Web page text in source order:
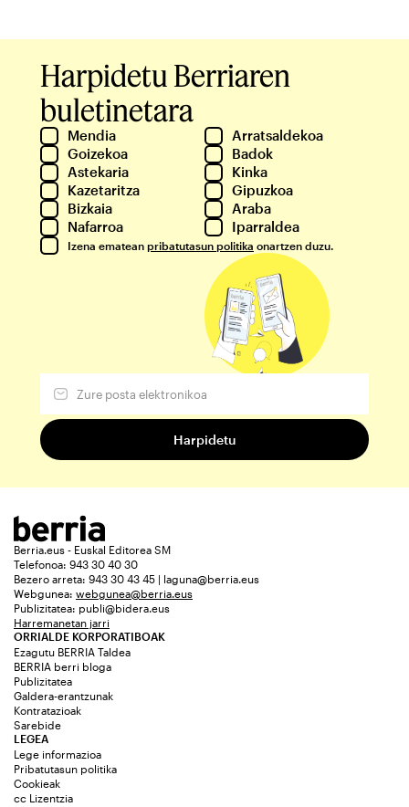
Harpidetu Berriaren
buletinetara
Mendia
Arratsaldekoa
Goizekoa
Badok
Astekaria
Kinka
Kazetaritza
Gipuzkoa
Bizkaia
Araba
Nafarroa
Iparraldea
Izena ematean pribatutasun politika onartzen duzu.
Berria.eus - Euskal Editorea SM
Telefonoa: 943 30 40 30
Bezero arreta: 943 30 43 45 | laguna@berria.eus
Webgunea: webgunea@berria.eus
Publizitatea: publi@bidera.eus
Harremanetan jarri
ORRIALDE KORPORATIBOAK
Ezagutu BERRIA Taldea
BERRIA berri bloga
Publizitatea
Galdera-erantzunak
Kontratazioak
Sarebide
LEGEA
Lege informazioa
Pribatutasun politika
Cookieak
cc Lizentzia